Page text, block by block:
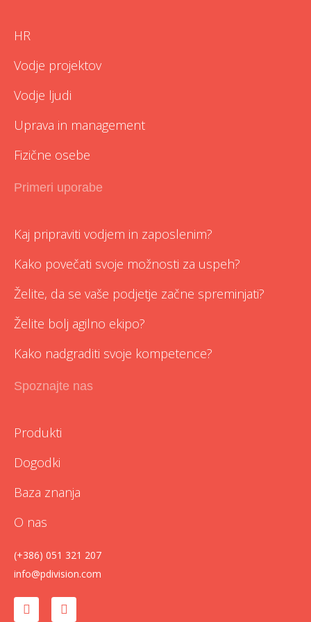
HR
Vodje projektov
Vodje ljudi
Uprava in management
Fizične osebe
Primeri uporabe
Kaj pripraviti vodjem in zaposlenim?
Kako povečati svoje možnosti za uspeh?
Želite, da se vaše podjetje začne spreminjati?
Želite bolj agilno ekipo?
Kako nadgraditi svoje kompetence?
Spoznajte nas
Produkti
Dogodki
Baza znanja
O nas
(+386) 051 321 207
info@pdivision.com